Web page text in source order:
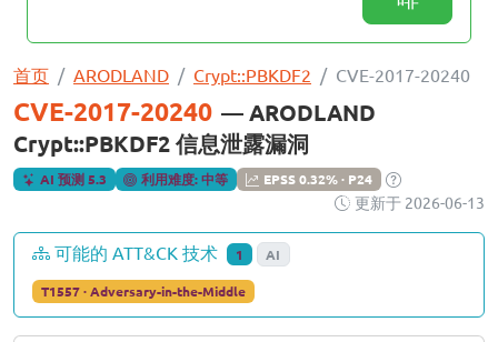
首页 ARODLAND Crypt::PBKDF2 CVE-2017-20240
CVE-2017-20240 — ARODLAND
Crypt::PBKDF2 信息泄露漏洞
AI 预测 5.3 利用难度: 中等 EPSS 0.32% · P24
更新于 2026-06-13
可能的 ATT&CK 技术 1 AI
T1557 · Adversary-in-the-Middle